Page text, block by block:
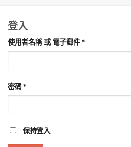
登入
使用者名稱 或 電子郵件*必
填
密碼*必
填
保持登入